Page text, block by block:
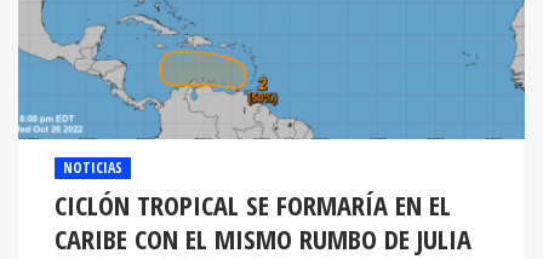
NOTICIAS
CICLÓN TROPICAL SE FORMARÍA EN EL
CARIBE CON EL MISMO RUMBO DE JULIA